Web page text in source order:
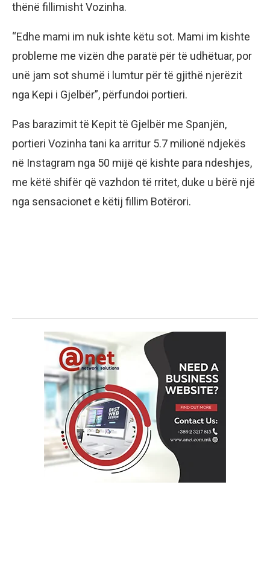
thënë fillimisht Vozinha.
“Edhe mami im nuk ishte këtu sot. Mami im kishte
probleme me vizën dhe paratë për të udhëtuar, por
unë jam sot shumë i lumtur për të gjithë njerëzit
nga Kepi i Gjelbër”, përfundoi portieri.
Pas barazimit të Kepit të Gjelbër me Spanjën,
portieri Vozinha tani ka arritur 5.7 milionë ndjekës
në Instagram nga 50 mijë që kishte para ndeshjes,
me këtë shifër që vazhdon të rritet, duke u bërë një
nga sensacionet e këtij fillim Botërori.